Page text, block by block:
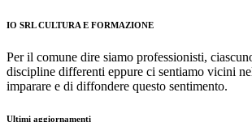
IO SRL CULTURA E FORMAZIONE
Per il comune dire siamo professionisti,
discipline differenti eppure ci sentiamo vicini
imparare e di diffondere questo sentimento.
Ultimi aggiornamenti